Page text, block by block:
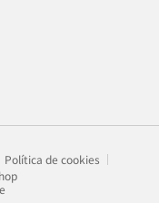
Política de cookies